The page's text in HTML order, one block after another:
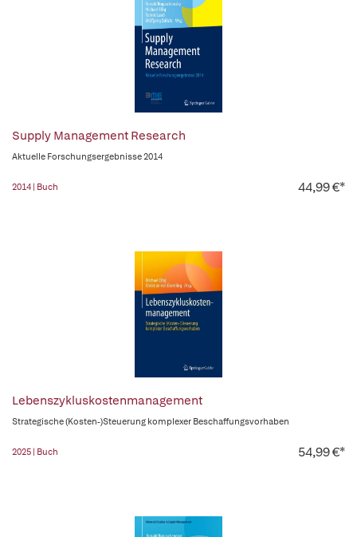
Supply Management Research
Aktuelle Forschungsergebnisse 2014
2014 | Buch 44,99 €*
Lebenszykluskostenmanagement
Strategische (Kosten-)Steuerung komplexer Beschaffungsvorhaben
2025 | Buch 54,99 €*